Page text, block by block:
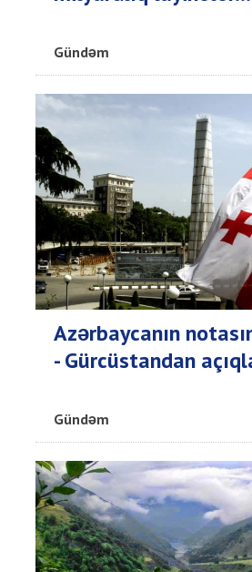
Gündəm
Azərbaycanın
- Gürcüstandan
Gündəm